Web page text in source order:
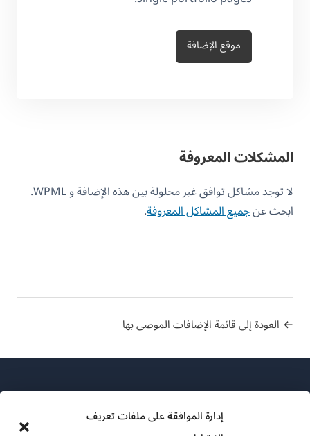
إدارة الموافقة على ملفات تعريف
موقع الإضافة
المشكلات المعروفة
لا توجد مشاكل توافق غير محلولة بين هذه الإضافة و WPML.
ابحث عنجميع المشاكل المعروفة.
العودة إلى قائمة الإضافات الموصى بها